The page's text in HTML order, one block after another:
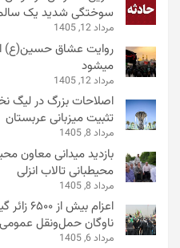
سوختگی شدید یک
مرداد 12, 1405
روایت عشاق حسین(ع) از
میشود
مرداد 12, 1405
اصلاحات بزرگ در لیگ
تثبیت میزبانی عربستان
مرداد 8, 1405
بازدید میدانی معاون
محیطبانی تالاب انزلی
مرداد 8, 1405
اعزام
ناوگان حمل‌ونقل
مرداد 6, 1405